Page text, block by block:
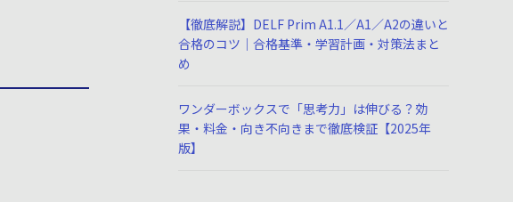
【徹底解説】DELF Prim A1.1／A1／A2の違いと
合格のコツ｜合格基準・学習計画・対策法まと
め
ワンダーボックスで「思考力」は伸びる？効
果・料金・向き不向きまで徹底検証【2025年
版】